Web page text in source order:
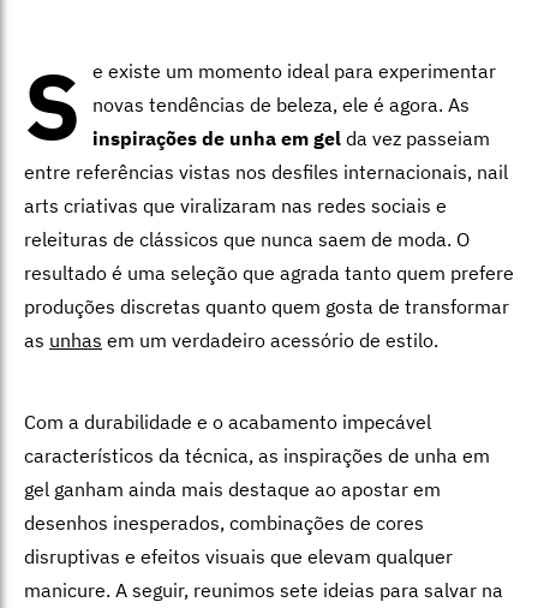
S
e existe um momento ideal para experimentar
novas tendências de beleza, ele é agora. As
inspirações de unha em gel da vez passeiam
entre referências vistas nos desfiles internacionais, nail
arts criativas que viralizaram nas redes sociais e
releituras de clássicos que nunca saem de moda. O
resultado é uma seleção que agrada tanto quem prefere
produções discretas quanto quem gosta de transformar
as unhas em um verdadeiro acessório de estilo.
Com a durabilidade e o acabamento impecável
característicos da técnica, as inspirações de unha em
gel ganham ainda mais destaque ao apostar em
desenhos inesperados, combinações de cores
disruptivas e efeitos visuais que elevam qualquer
manicure. A seguir, reunimos sete ideias para salvar na